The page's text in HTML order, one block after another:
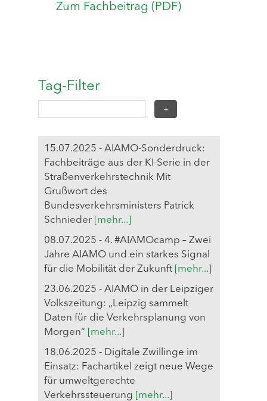
Zum Fachbeitrag (PDF)
Tag-Filter
15.07.2025 - AIAMO-Sonderdruck:
Fachbeiträge aus der KI-Serie in der
Straßenverkehrstechnik Mit
Grußwort des
Bundesverkehrsministers Patrick
Schnieder [mehr...]
08.07.2025 - 4. #AIAMOcamp – Zwei
Jahre AIAMO und ein starkes Signal
für die Mobilität der Zukunft [mehr...]
23.06.2025 - AIAMO in der Leipziger
Volkszeitung: „Leipzig sammelt
Daten für die Verkehrsplanung von
Morgen“
[mehr...]
18.06.2025 - Digitale Zwillinge im
Einsatz: Fachartikel zeigt neue Wege
für umweltgerechte
Verkehrssteuerung
[mehr...]